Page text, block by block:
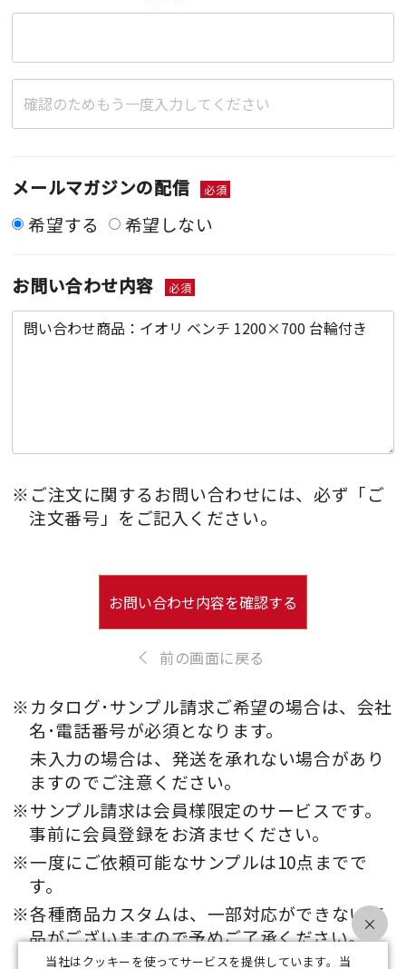
メールマガジンの配信 必須
希望する 希望しない
お問い合わせ内容 必須
※ご注文に関するお問い合わせには、必ず「ご
注文番号」をご記入ください。
前の画面に戻る
お問い合わせ内容を確認する
※カタログ･サンプル請求ご希望の場合は、会社
名･電話番号が必須となります。
未入力の場合は、発送を承れない場合があり
ますのでご注意ください。
※サンプル請求は会員様限定のサービスです。
事前に会員登録をお済ませください。
※一度にご依頼可能なサンプルは10点までで
す。
※各種商品カスタムは、一部対応ができない商
品がございますので予めご了承ください。
当社はクッキーを使ってサービスを提供しています。当
×